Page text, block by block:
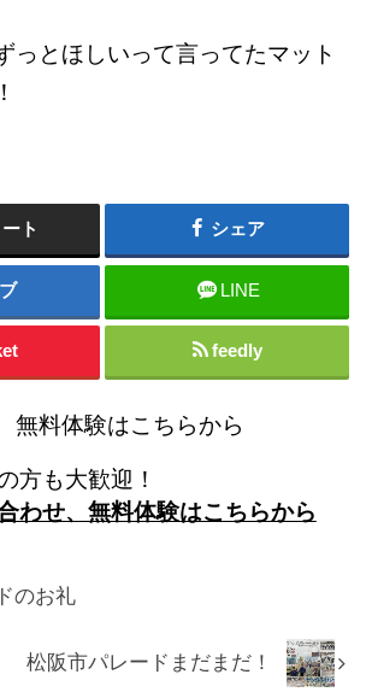
っとほしいって言ってたマット
ト シェア
LINE
feedly
無料体験はこちらから
方も大歓迎！
わせ、無料体験はこちらから
のお礼
松阪市パレードまだまだ！